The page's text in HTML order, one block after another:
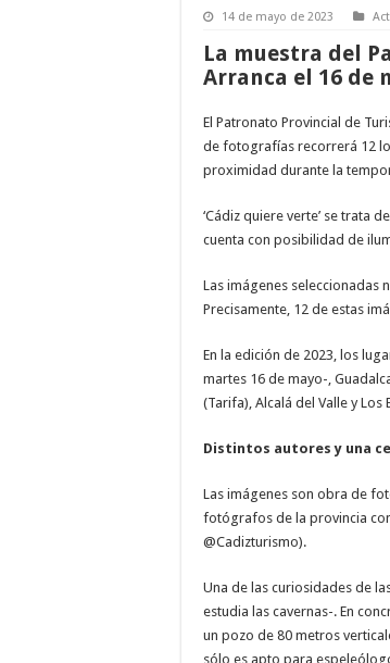
14 de mayo de 2023
La muestra del
Arranca el 16 de
El Patronato Provincial de
de fotografías recorrerá 12
proximidad durante la
‘Cádiz quiere verte’ se trata
cuenta con posibilidad de
Las imágenes seleccionadas
Precisamente, 12 de estas
En la edición de 2023, los
martes 16 de mayo-,
(Tarifa), Alcalá del Valle y
Distintos autores y una
Las imágenes son obra de
fotógrafos de la provincia
@Cadizturismo).
Una de las curiosidades de
estudia las cavernas-. En
un pozo de 80 metros
sólo es apto para